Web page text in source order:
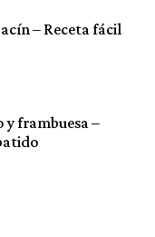
– Receta fácil
y frambuesa –